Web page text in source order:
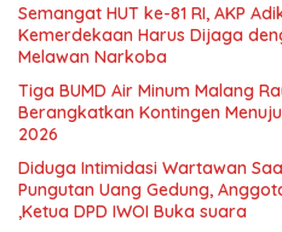
Semangat HUT ke-81 RI, AKP
Kemerdekaan Harus Dijaga
Melawan Narkoba
Tiga BUMD Air Minum Malang
Berangkatkan Kontingen Menuju
2026
Diduga Intimidasi Wartawan
Pungutan Uang Gedung,
,Ketua DPD IWOI Buka suara